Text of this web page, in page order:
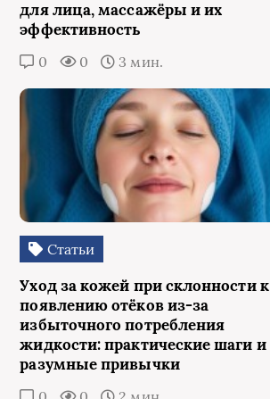
для лица, массажёры и их
эффективность
0 0 3 мин.
Статьи
Уход за кожей при склонности к
появлению отёков из‑за
избыточного потребления
жидкости: практические шаги и
разумные привычки